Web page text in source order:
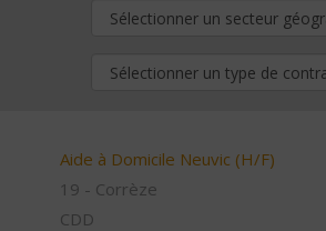
Aide à Domicile Neuvic (H/F)
19 - Corrèze
CDD